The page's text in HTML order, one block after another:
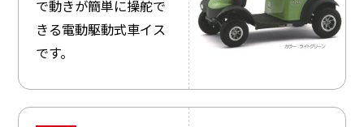
で動きが簡単に操舵で
きる電動駆動式車イス
です。